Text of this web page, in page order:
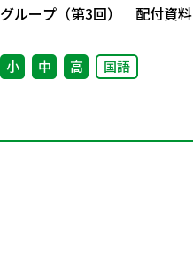
グループ（第3回） 配付資料
小 中 高 国語